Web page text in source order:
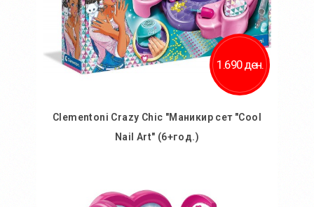
1.690 ден.
Clementoni Crazy Chic "Маникир сет "Cool
Nail Art" (6+год.)